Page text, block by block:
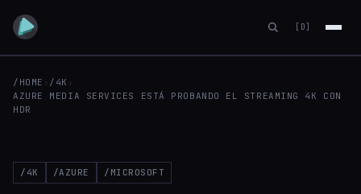
[D]
/HOME › /4K ›
AZURE MEDIA SERVICES ESTÁ PROBANDO EL STREAMING 4K CON
HDR
/4K /AZURE /MICROSOFT